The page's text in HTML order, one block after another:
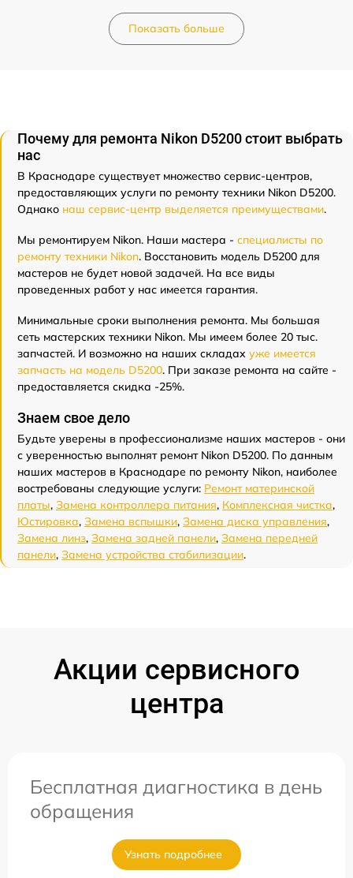
Показать больше
Почему для ремонта Nikon D5200 стоит выбрать
нас
В Краснодаре существует множество сервис-центров,
предоставляющих услуги по ремонту техники Nikon D5200.
Однако наш сервис-центр выделяется преимуществами.
Мы ремонтируем Nikon. Наши мастера - специалисты по
ремонту техники Nikon. Восстановить модель D5200 для
мастеров не будет новой задачей. На все виды
проведенных работ у нас имеется гарантия.
Минимальные сроки выполнения ремонта. Мы большая
сеть мастерских техники Nikon. Мы имеем более 20 тыс.
запчастей. И возможно на наших складах уже имеется
запчасть на модель D5200. При заказе ремонта на сайте -
предоставляется скидка -25%.
Знаем свое дело
Будьте уверены в профессионализме наших мастеров - они
с уверенностью выполнят ремонт Nikon D5200. По данным
наших мастеров в Краснодаре по ремонту Nikon, наиболее
востребованы следующие услуги: Ремонт материнской
платы, Замена контроллера питания, Комплексная чистка,
Юстировка, Замена вспышки, Замена диска управления,
Замена линз, Замена задней панели, Замена передней
панели, Замена устройства стабилизации.
Акции сервисного
центра
Бесплатная диагностика в день
обращения
Узнать подробнее